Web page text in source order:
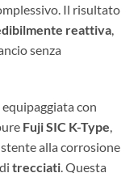
Il risultato
reattiva
senza
con
Fuji SIC K-Type,
alla corrosione
trecciati. Questa